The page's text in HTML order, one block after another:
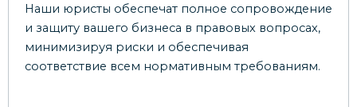
Наши юристы обеспечат полное сопровождение
и защиту вашего бизнеса в правовых вопросах,
минимизируя риски и обеспечивая
соответствие всем нормативным требованиям.